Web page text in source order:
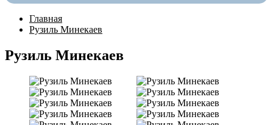
Главная
Рузиль Минекаев
Рузиль Минекаев